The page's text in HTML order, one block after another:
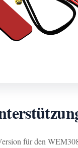
für den